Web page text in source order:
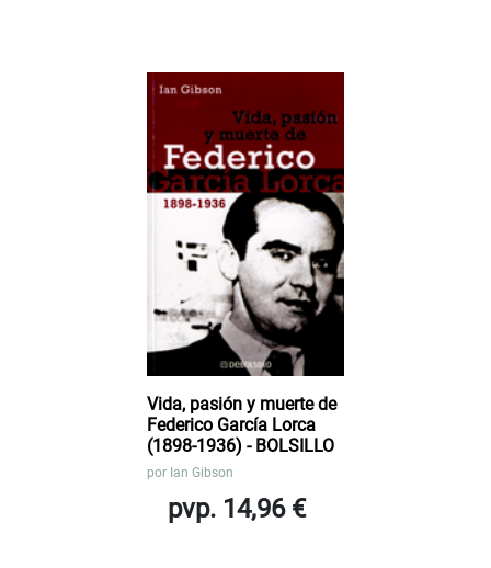
Vida, pasión y muerte de
Federico García Lorca
(1898-1936) - BOLSILLO
por Ian Gibson
pvp. 14,96 €